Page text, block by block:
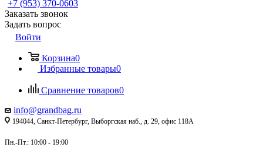
+7 (953) 370-0603
Заказать звонок
Задать вопрос
Войти
Корзина0
Избранные товары0
Сравнение товаров0
info@grandbag.ru
194044, Санкт-Петербург, Выборгская наб., д. 29, офис 118А
Пн.-Пт.: 10:00 - 19:00